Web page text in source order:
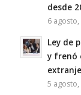
desde
6 agosto,
Ley de
y frenó
5 agosto,